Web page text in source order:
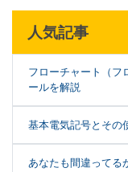
人気記事
フローチャート（フ
ールを解説
基本電気記号とその
あなたも間違ってる